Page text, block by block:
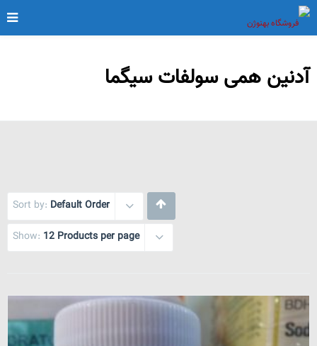
آدنین همی سولفات سیگما
Sort by: Default Order
Show: 12 Products per page